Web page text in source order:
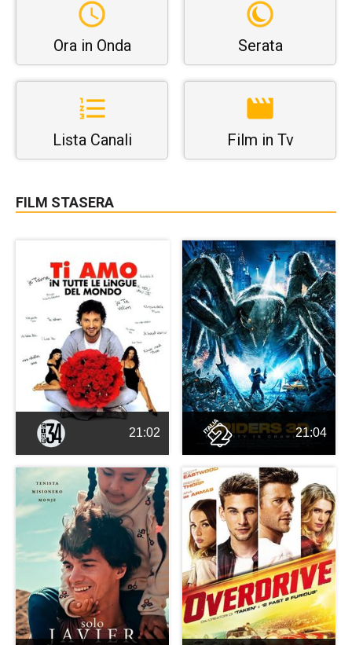
Ora in Onda Serata
Lista Canali Film in Tv
FILM STASERA
21:02 21:04